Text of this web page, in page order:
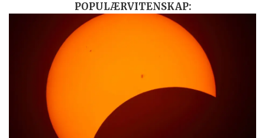
POPULÆRVITENSKAP: